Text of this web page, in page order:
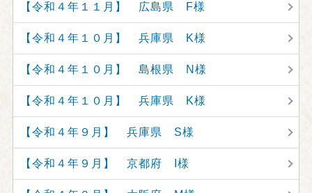
【令和４年１１月】 広島県 F様
【令和４年１０月】 兵庫県 K様
【令和４年１０月】 島根県 N様
【令和４年１０月】 兵庫県 K様
【令和４年９月】 兵庫県 S様
【令和４年９月】 京都府 I様